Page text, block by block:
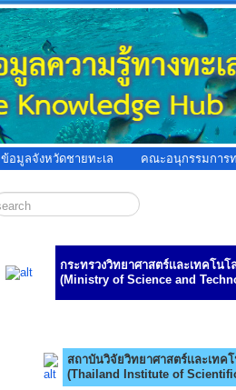
ข้อมูลจังหวัดชายทะเล คณะอนุกรรมการท
กระทรวงวิทยาศาสตร์เเละเทคโนโ
(Ministry of Science and
สถาบันวิจัยวิทยาศาสตร์เเละเทค
(Thailand Institute of